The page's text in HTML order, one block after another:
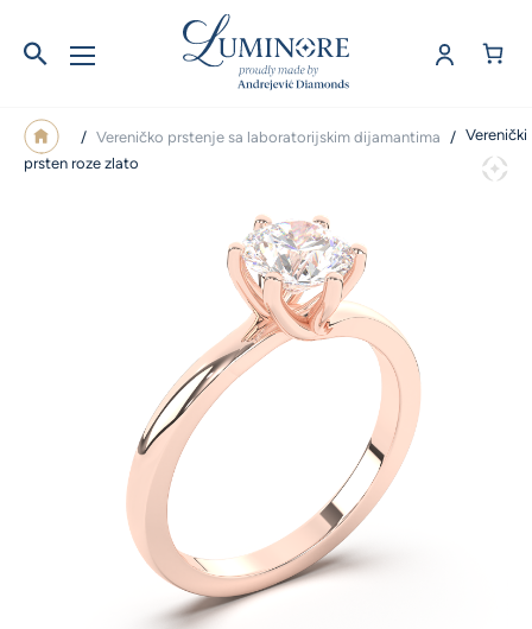
/ Vereničko prstenje sa laboratorijskim dijamantima / Verenički
prsten roze zlato